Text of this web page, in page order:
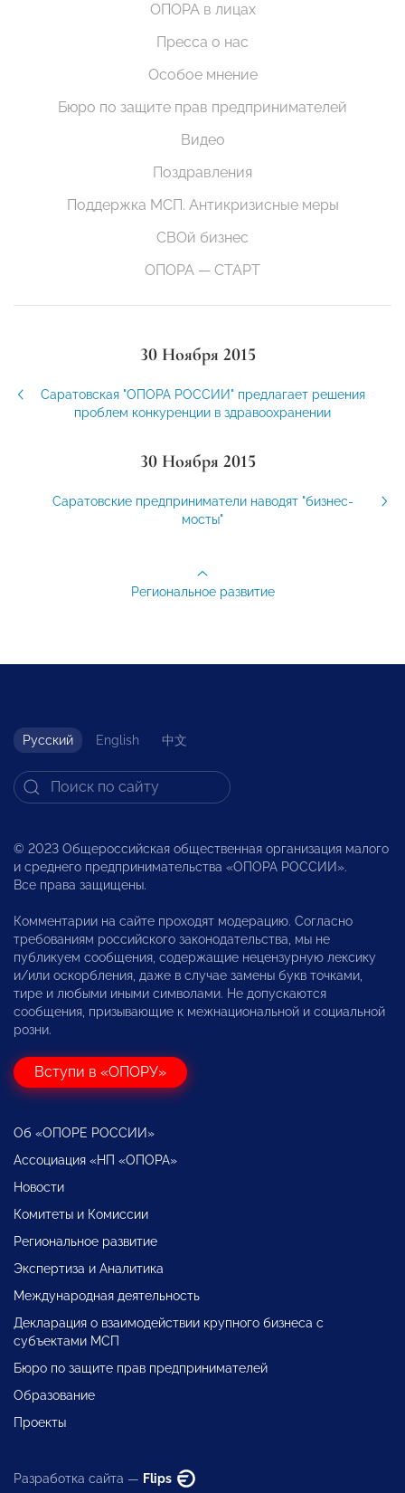
ОПОРА в лицах
Пресса о нас
Особое мнение
Бюро по защите прав предпринимателей
Видео
Поздравления
Поддержка МСП. Антикризисные меры
СВОй бизнес
ОПОРА — СТАРТ
30 Ноября 2015
Саратовская "ОПОРА РОССИИ" предлагает решения
проблем конкуренции в здравоохранении
30 Ноября 2015
Саратовские предприниматели наводят "бизнес-
мосты"
Региональное развитие
Русский English 中文
© 2023 Общероссийская общественная организация малого
и среднего предпринимательства «ОПОРА РОССИИ».
Все права защищены.
Комментарии на сайте проходят модерацию. Согласно
требованиям российского законодательства, мы не
публикуем сообщения, содержащие нецензурную лексику
и/или оскорбления, даже в случае замены букв точками,
тире и любыми иными символами. Не допускаются
сообщения, призывающие к межнациональной и социальной
розни.
Вступи в «ОПОРУ»
Об «ОПОРЕ РОССИИ»
Ассоциация «НП «ОПОРА»
Новости
Комитеты и Комиссии
Региональное развитие
Экспертиза и Аналитика
Международная деятельность
Декларация о взаимодействии крупного бизнеса с
субъектами МСП
Бюро по защите прав предпринимателей
Образование
Проекты
Разработка сайта — Flips